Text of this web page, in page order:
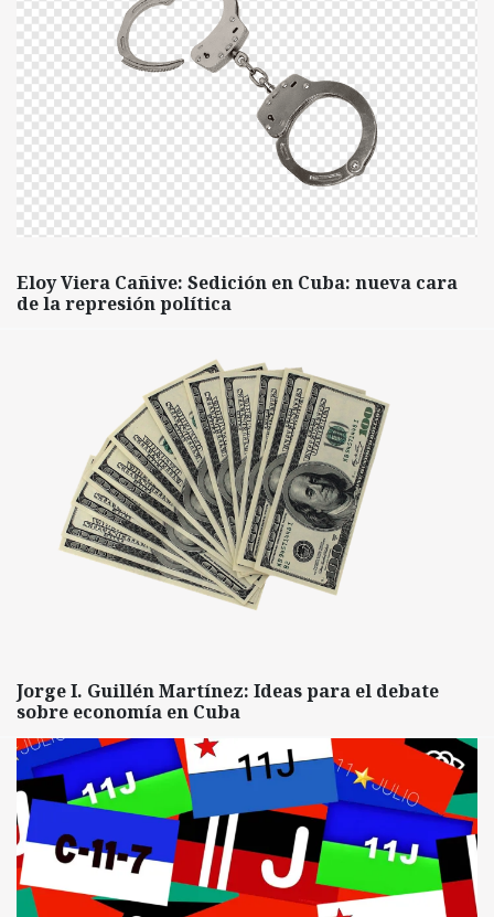
Eloy Viera Cañive: Sedición en Cuba: nueva cara
de la represión política
Jorge I. Guillén Martínez: Ideas para el debate
sobre economía en Cuba